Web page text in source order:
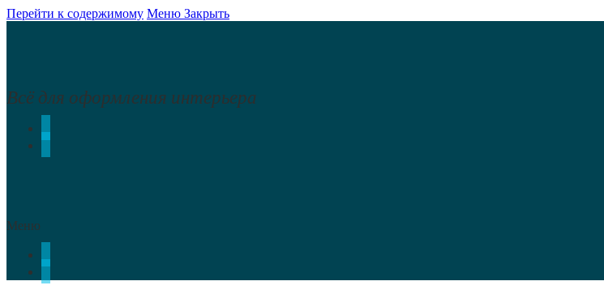
Перейти к содержимому Меню Закрыть
Всё для оформления интерьера
Меню